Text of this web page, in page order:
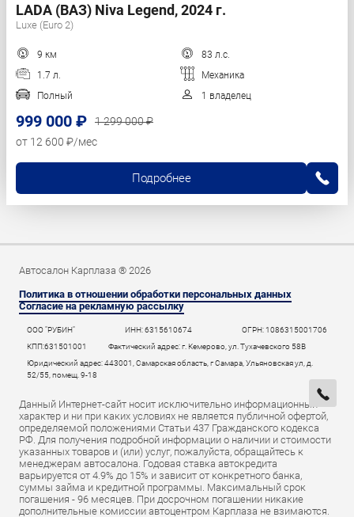
LADA (ВАЗ) Niva Legend, 2024 г.
Luxe (Euro 2)
9 км
83 л.с.
1.7 л.
Механика
Полный
1 владелец
999 000 ₽
1 299 000 ₽
от 12 600 ₽/мес
Подробнее
Автосалон Карплаза ® 2026
Политика в отношении обработки персональных данных
Согласие на рекламную рассылку
ООО "РУБИН" ИНН: 6315610674
ОГРН: 1086315001706
КПП:631501001
Фактический адрес: г. Кемерово, ул. Тухачевского 58В
Юридический адрес: 443001, Самарская область, г Самара, Ульяновская ул, д.
52/55, помещ. 9-18
Данный Интернет-сайт носит исключительно информационный
характер и ни при каких условиях не является публичной офертой,
определяемой положениями Статьи 437 Гражданского кодекса
РФ. Для получения подробной информации о наличии и стоимости
указанных товаров и (или) услуг, пожалуйста, обращайтесь к
менеджерам автосалона. Годовая ставка автокредита
варьируется от 4.9% до 15% и зависит от конкретного банка,
суммы займа и кредитной программы. Максимальный срок
погашения - 96 месяцев. При досрочном погашении никакие
дополнительные комиссии автоцентром Карплаза не взимаются.